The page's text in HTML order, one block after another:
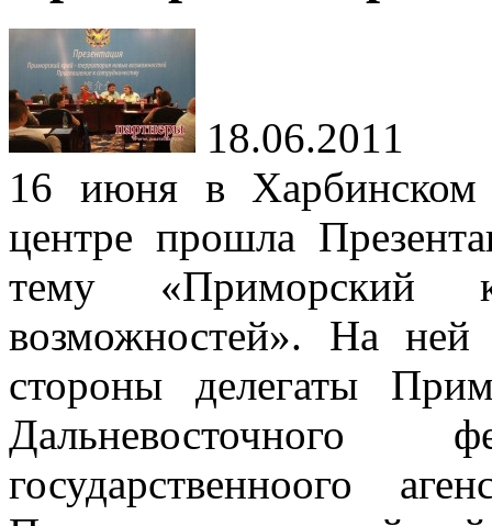
18.06.2011
16 июня в Харбинском
центре прошла
тему «Приморский
возможностей». На ней
стороны делегаты
Дальневосточного
государственноого